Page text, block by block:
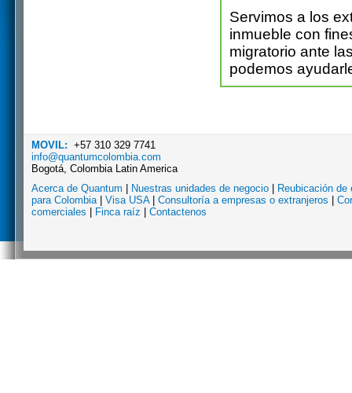
Servimos a los
inmueble con
migratorio ante
podemos
MOVIL: +57 310 329 7741
info@quantumcolombia.com
Bogotá, Colombia Latin America
Acerca de Quantum
Nuestras unidades de negocio
Reubicación de
para Colombia| Visa USA| Consultoría a empresas o extranjeros
comerciales
Finca raíz Contactenos